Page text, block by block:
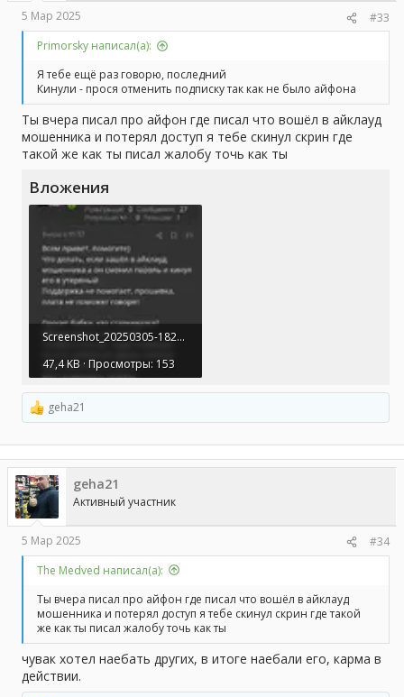
5 Мар 2025
#33
Primorsky написал(а):
Я тебе ещё раз говорю, последний
Кинули - прося отменить подписку так как не было айфона
Ты вчера писал про айфон где писал что вошёл в айклауд
мошенника и потерял доступ я тебе скинул скрин где
такой же как ты писал жалобу точь как ты
Вложения
Screenshot_20250305-182533.webp
47,4 KB · Просмотры: 153
Р
е
а
к
ц
и
и
:
geha21
geha21
Активный участник
5 Мар 2025
#34
The Medved написал(а):
Ты вчера писал про айфон где писал что вошёл в айклауд
мошенника и потерял доступ я тебе скинул скрин где такой
же как ты писал жалобу точь как ты
чувак хотел наебать других, в итоге наебали его, карма в
действии.